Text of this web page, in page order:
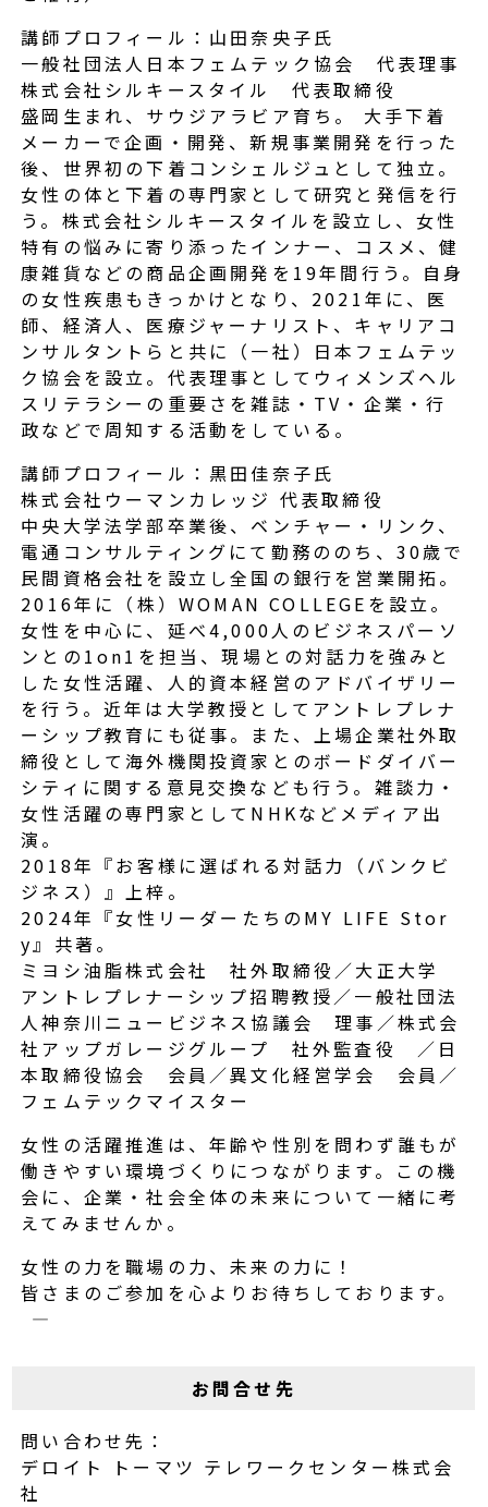
講師プロフィール：山田奈央子氏
一般社団法人日本フェムテック協会 代表理事
株式会社シルキースタイル 代表取締役
盛岡生まれ、サウジアラビア育ち。 大手下着
メーカーで企画・開発、新規事業開発を行った
後、世界初の下着コンシェルジュとして独立。
女性の体と下着の専門家として研究と発信を行
う。株式会社シルキースタイルを設立し、女性
特有の悩みに寄り添ったインナー、コスメ、健
康雑貨などの商品企画開発を19年間行う。自身
の女性疾患もきっかけとなり、2021年に、医
師、経済人、医療ジャーナリスト、キャリアコ
ンサルタントらと共に（一社）日本フェムテッ
ク協会を設立。代表理事としてウィメンズヘル
スリテラシーの重要さを雑誌・TV・企業・行
政などで周知する活動をしている。
講師プロフィール：黒田佳奈子氏
株式会社ウーマンカレッジ 代表取締役
中央大学法学部卒業後、ベンチャー・リンク、
電通コンサルティングにて勤務ののち、30歳で
民間資格会社を設立し全国の銀行を営業開拓。
2016年に（株）WOMAN COLLEGEを設立。
女性を中心に、延べ4,000人のビジネスパーソ
ンとの1on1を担当、現場との対話力を強みと
した女性活躍、人的資本経営のアドバイザリー
を行う。近年は大学教授としてアントレプレナ
ーシップ教育にも従事。また、上場企業社外取
締役として海外機関投資家とのボードダイバー
シティに関する意見交換なども行う。雑談力・
女性活躍の専門家としてNHKなどメディア出
演。
2018年『お客様に選ばれる対話力（バンクビ
ジネス）』上梓。
2024年『女性リーダーたちのMY LIFE Stor
y』共著。
ミヨシ油脂株式会社 社外取締役／大正大学
アントレプレナーシップ招聘教授／一般社団法
人神奈川ニュービジネス協議会 理事／株式会
社アップガレージグループ 社外監査役 ／日
本取締役協会 会員／異文化経営学会 会員／
フェムテックマイスター
女性の活躍推進は、年齢や性別を問わず誰もが
働きやすい環境づくりにつながります。この機
会に、企業・社会全体の未来について一緒に考
えてみませんか。
女性の力を職場の力、未来の力に！
皆さまのご参加を心よりお待ちしております。
――――――――――
お問合せ先
問い合わせ先：
デロイト トーマツ テレワークセンター株式会
社